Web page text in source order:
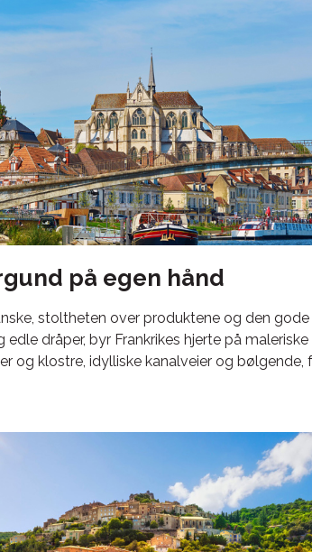
på egen hånd
stoltheten over produktene og den gode
edle dråper, byr Frankrikes hjerte på
og klostre, idylliske kanalveier og bølgende,